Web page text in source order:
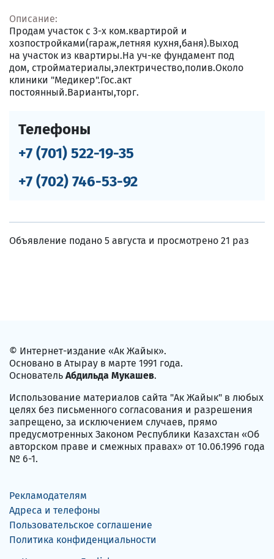
Описание:
Продам участок с 3-х ком.квартирой и
хозпостройками(гараж,летняя кухня,баня).Выход
на участок из квартиры.На уч-ке фундамент под
дом, стройматериалы,электричество,полив.Около
клиники "Медикер".Гос.акт
постоянный.Варианты,торг.
Телефоны
+7 (701) 522-19-35
+7 (702) 746-53-92
Объявление подано 5 августа и просмотрено 21 раз
© Интернет-издание «Ак Жайык».
Основано в Атырау в марте 1991 года.
Основатель Абдильда Мукашев.
Использование материалов сайта "Ак Жайык" в любых
целях без письменного согласования и разрешения
запрещено, за исключением случаев, прямо
предусмотренных Законом Республики Казахстан «Об
авторском праве и смежных правах» от 10.06.1996 года
№ 6-1.
Рекламодателям
Адреса и телефоны
Пользовательское соглашение
Политика конфиденциальности